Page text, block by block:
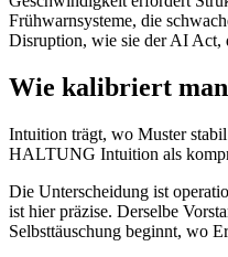
Frühwarnsysteme, die
Disruption, wie sie der AI Act,
Wie kalibriert
Intuition trägt, wo Muster
HALTUNG Intuition als
Die Unterscheidung ist
ist hier präzise. Derselbe
Selbsttäuschung beginnt, wo